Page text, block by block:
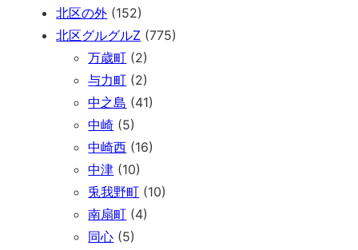
北区の外 (152)
北区グルグルZ (775)
万歳町 (2)
与力町 (2)
中之島 (41)
中崎 (5)
中崎西 (16)
中津 (10)
兎我野町 (10)
南扇町 (4)
同心 (5)